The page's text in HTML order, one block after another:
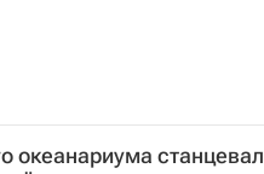
станцевал